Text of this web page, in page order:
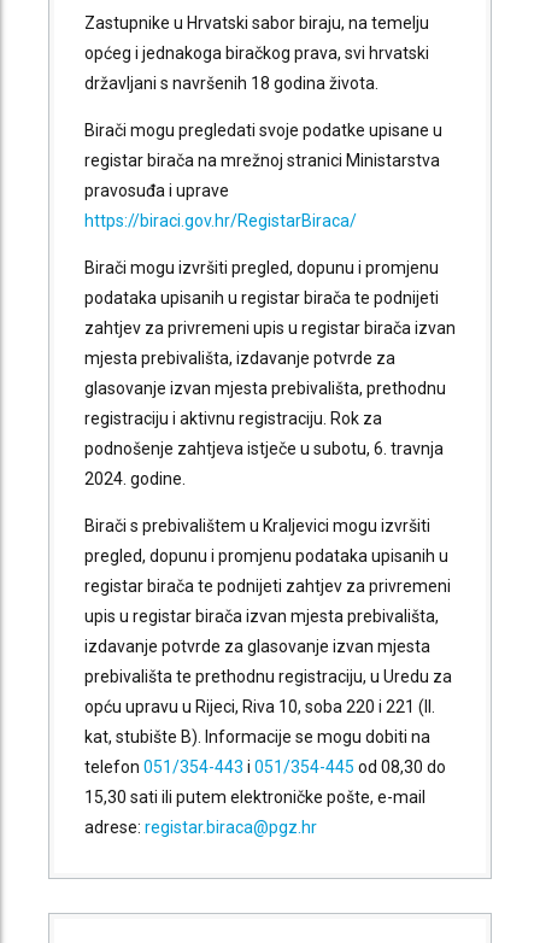
Zastupnike u Hrvatski sabor biraju, na temelju
općeg i jednakoga biračkog prava, svi hrvatski
državljani s navršenih 18 godina života.
Birači mogu pregledati svoje podatke upisane u
registar birača na mrežnoj stranici Ministarstva
pravosuđa i uprave
https://biraci.gov.hr/RegistarBiraca/
Birači mogu izvršiti pregled, dopunu i promjenu
podataka upisanih u registar birača te podnijeti
zahtjev za privremeni upis u registar birača izvan
mjesta prebivališta, izdavanje potvrde za
glasovanje izvan mjesta prebivališta, prethodnu
registraciju i aktivnu registraciju. Rok za
podnošenje zahtjeva istječe u subotu, 6. travnja
2024. godine.
Birači s prebivalištem u Kraljevici mogu izvršiti
pregled, dopunu i promjenu podataka upisanih u
registar birača te podnijeti zahtjev za privremeni
upis u registar birača izvan mjesta prebivališta,
izdavanje potvrde za glasovanje izvan mjesta
prebivališta te prethodnu registraciju, u Uredu za
opću upravu u Rijeci, Riva 10, soba 220 i 221 (II.
kat, stubište B). Informacije se mogu dobiti na
telefon 051/354-443 i 051/354-445 od 08,30 do
15,30 sati ili putem elektroničke pošte, e-mail
adrese: registar.biraca@pgz.hr